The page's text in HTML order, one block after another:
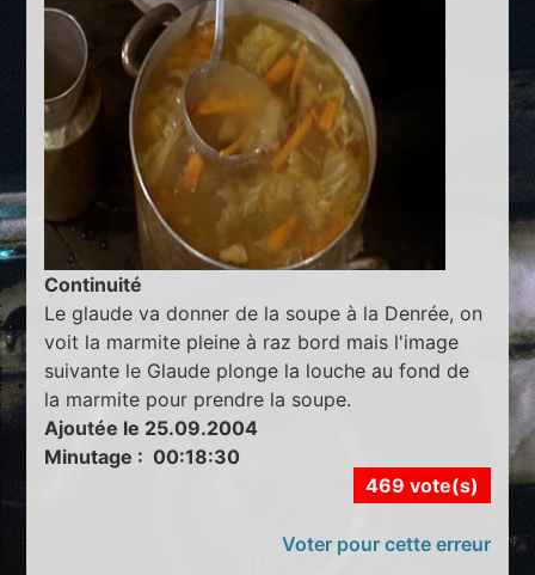
Continuité
Le glaude va donner de la soupe à la Denrée, on
voit la marmite pleine à raz bord mais l'image
suivante le Glaude plonge la louche au fond de
la marmite pour prendre la soupe.
Ajoutée le 25.09.2004
Minutage : 00:18:30
469 vote(s)
Voter pour cette erreur